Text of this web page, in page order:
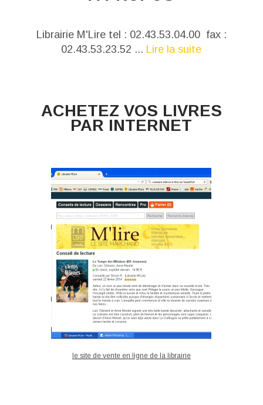
Librairie M'Lire tel : 02.43.53.04.00 fax :
02.43.53.23.52 ... Lire la suite
ACHETEZ VOS LIVRES
PAR INTERNET
le site de vente en ligne de la librairie